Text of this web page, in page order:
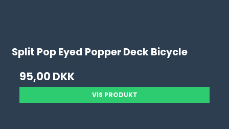
Split Pop Eyed Popper Deck Bicycle
95,00 DKK
VIS PRODUKT